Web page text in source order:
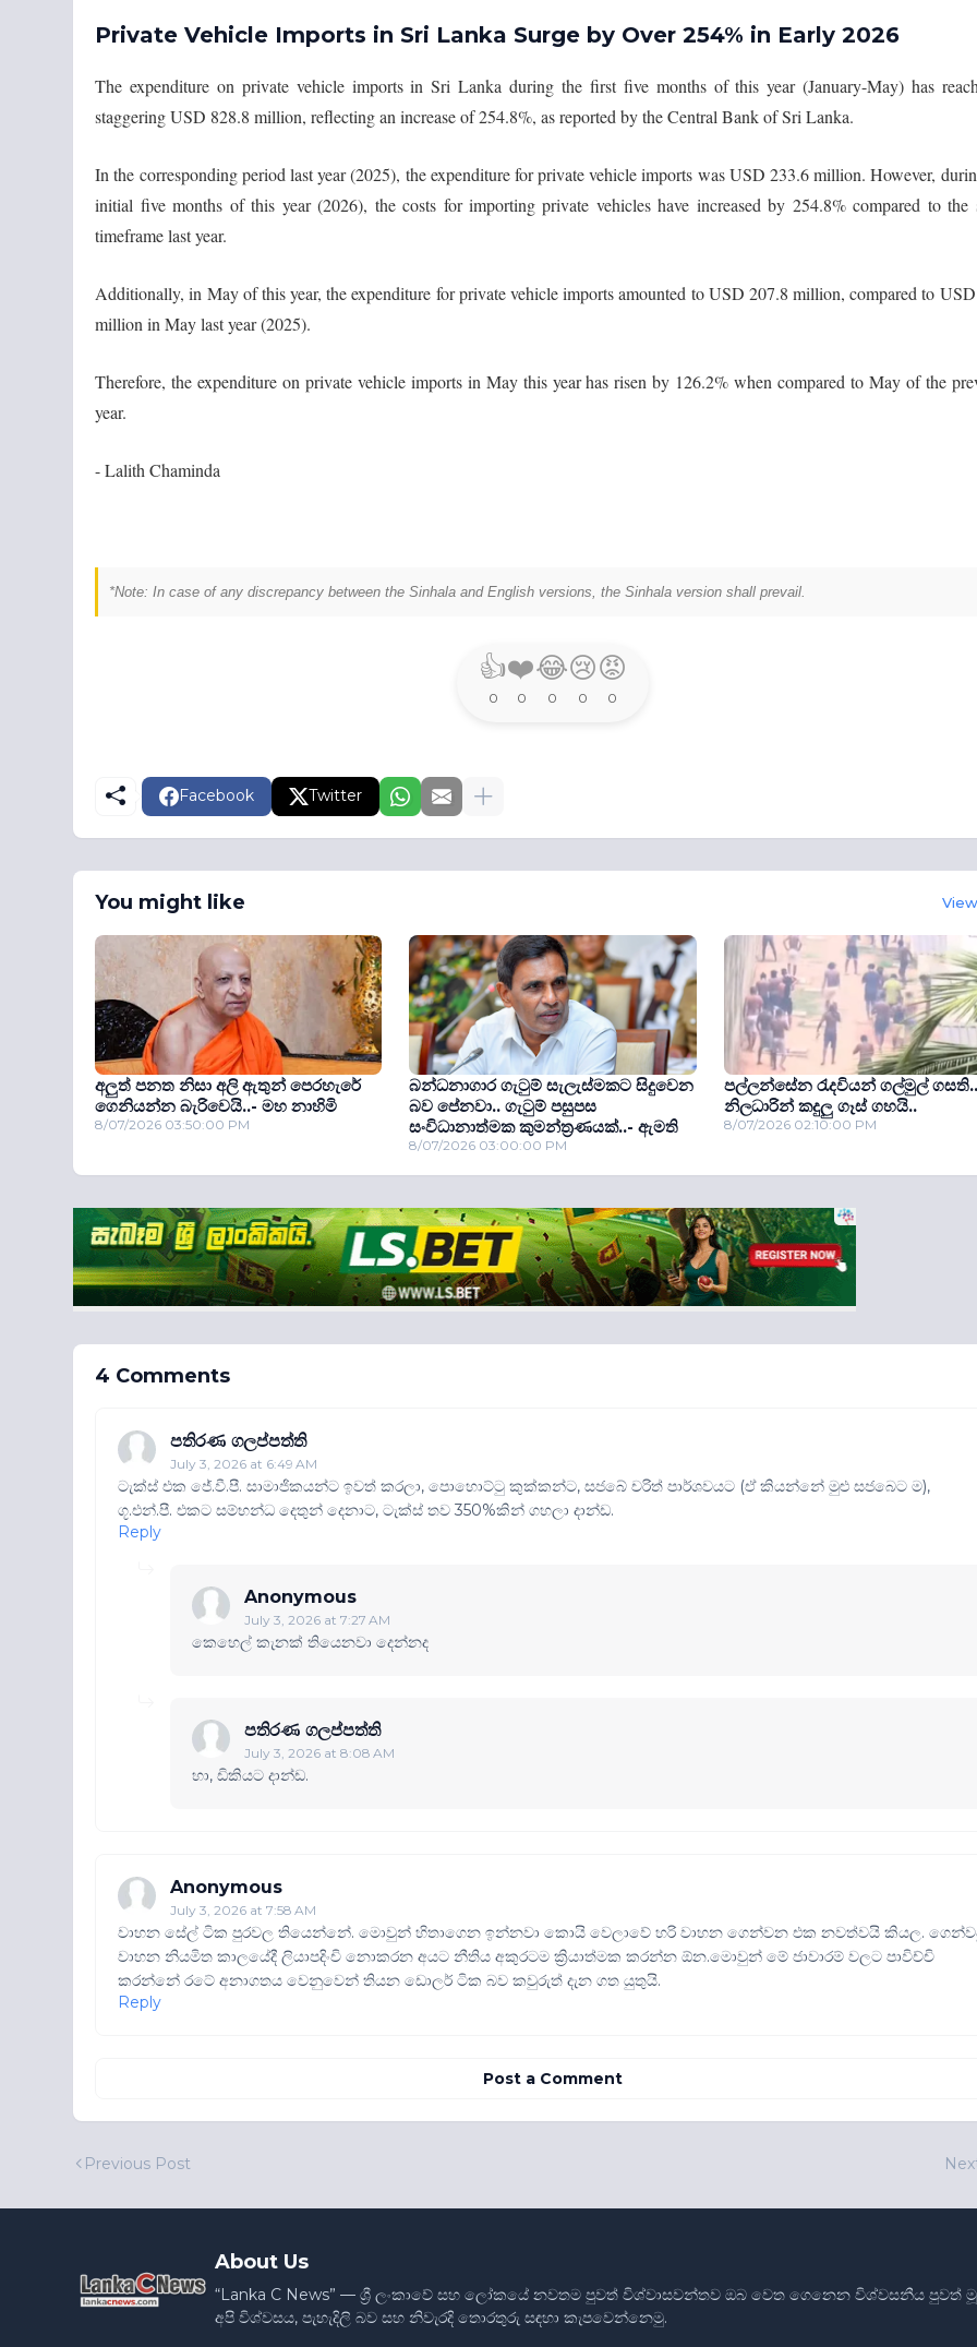
Private Vehicle Imports in Sri Lanka Surge by Over 254% in Early 2026
The expenditure on private vehicle imports in Sri Lanka during the first five months of this year (January-May) has
staggering USD 828.8 million, reflecting an increase of 254.8%, as reported by the Central Bank of Sri Lanka.
In the corresponding period last year (2025), the expenditure for private vehicle imports was USD 233.6 million. However,
initial five months of this year (2026), the costs for importing private vehicles have increased by 254.8% compared to the
timeframe last year.
Additionally, in May of this year, the expenditure for private vehicle imports amounted to USD 207.8 million, compared to
million in May last year (2025).
Therefore, the expenditure on private vehicle imports in May this year has risen by 126.2% when compared to May of the
year.
- Lalith Chaminda
*Note: In case of any discrepancy between the Sinhala and English versions, the Sinhala version shall prevail.
👍
0
❤️
0
😂
0
😢
0
😡
0
Facebook Twitter
You might like
අලුත් පනත නිසා අලි ඇතුන් පෙරහැරේ
ගෙනියන්න බැරිවෙයි..- මහ නාහිමි
8/07/2026 03:50:00 PM
බන්ධනාගාර ගැටුම් සැලැස්මකට සිදුවෙන
බව පේනවා.. ගැටුම් පසුපස
සංවිධානාත්මක කුමන්ත්‍රණයක්..- ඇමති
8/07/2026 03:00:00 PM
පල්ලන්සේන රැදවියන් ගල්මුල්
නිලධාරින් කදුලු ගෑස් ගහයි..
8/07/2026 02:10:00 PM
4 Comments
පතිරණ ගලප්පත්ති
July 3, 2026 at 6:49 AM
ටැක්ස් එක ජේ.වී.පී. සාමාජිකයන්ට ඉවත් කරලා, පොහොට්ටු කුක්කන්ට, සජබේ චරිත් පාර්ශවයට (ඒ කියන්නේ මුළු සජබෙට ම),
ගූ.එන්.පී. එකට සම්භන්ධ දෙතුන් දෙනාට, ටැක්ස් තව 350%කින් ගහලා දාන්ඩ.
Reply
Anonymous
July 3, 2026 at 7:27 AM
කෙහෙල් කැනක් තියෙනවා දෙන්නද
පතිරණ ගලප්පත්ති
July 3, 2026 at 8:08 AM
හා, ඩිකියට දාන්ඩ.
Anonymous
July 3, 2026 at 7:58 AM
වාහන සේල් ටික පුරවල තියෙන්නේ. මොවුන් හිතාගෙන ඉන්නවා කොයි වෙලාවේ හරි වාහන ගෙන්වන එක නවත්වයි කියල.
වාහන නියමිත කාලයේදී ලියාපදිංචි නොකරන අයට නීතිය අකුරටම ක්‍රියාත්මක කරන්න ඕන.මොවුන් මේ ජාවාරම් වලට පාවිච්චි
කරන්නේ රටේ අනාගතය වෙනුවෙන් තියන ඩොලර් ටික බව කවුරුත් දැන ගත යුතුයි.
Reply
Post a Comment
Previous Post
About Us
“Lanka C News” — ශ්‍රී ලංකාවේ සහ ලෝකයේ නවතම පුවත් විශ්වාසවන්තව ඔබ වෙත ගෙනෙන විශ්වසනීය පුවත්
අපි විශ්වසය, පැහැදිලි බව සහ නිවැරදි තොරතුරු සඳහා කැපවෙන්නෙමු.